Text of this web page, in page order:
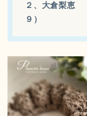
２、大倉梨恵
９）